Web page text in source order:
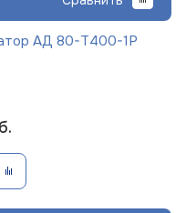
АД 80-Т400-1Р